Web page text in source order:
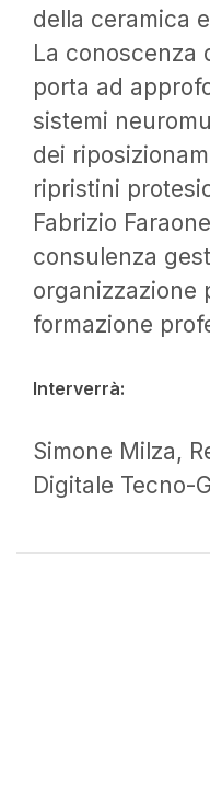
della ceramica
La conoscenza
porta ad
sistemi
dei
ripristini
Fabrizio
consulenza
organizzazione
formazione
Interverrà:
Simone Milza,
Digitale Tecno-